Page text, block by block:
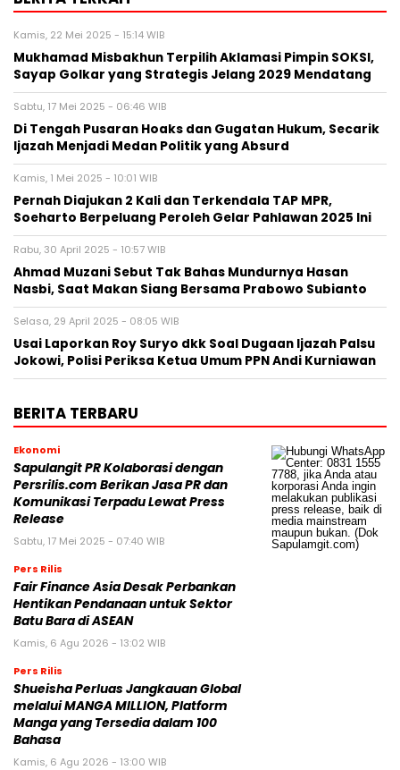
Kamis, 22 Mei 2025 - 15:14 WIB
Mukhamad Misbakhun Terpilih Aklamasi Pimpin SOKSI,
Sayap Golkar yang Strategis Jelang 2029 Mendatang
Sabtu, 17 Mei 2025 - 06:46 WIB
Di Tengah Pusaran Hoaks dan Gugatan Hukum, Secarik
Ijazah Menjadi Medan Politik yang Absurd
Kamis, 1 Mei 2025 - 10:01 WIB
Pernah Diajukan 2 Kali dan Terkendala TAP MPR,
Soeharto Berpeluang Peroleh Gelar Pahlawan 2025 Ini
Rabu, 30 April 2025 - 10:57 WIB
Ahmad Muzani Sebut Tak Bahas Mundurnya Hasan
Nasbi, Saat Makan Siang Bersama Prabowo Subianto
Selasa, 29 April 2025 - 08:05 WIB
Usai Laporkan Roy Suryo dkk Soal Dugaan Ijazah Palsu
Jokowi, Polisi Periksa Ketua Umum PPN Andi Kurniawan
BERITA TERBARU
Ekonomi
Sapulangit PR Kolaborasi dengan
Persrilis.com Berikan Jasa PR dan
Komunikasi Terpadu Lewat Press
Release
Sabtu, 17 Mei 2025 - 07:40 WIB
Pers Rilis
Fair Finance Asia Desak Perbankan
Hentikan Pendanaan untuk Sektor
Batu Bara di ASEAN
Kamis, 6 Agu 2026 - 13:02 WIB
Pers Rilis
Shueisha Perluas Jangkauan Global
melalui MANGA MILLION, Platform
Manga yang Tersedia dalam 100
Bahasa
Kamis, 6 Agu 2026 - 13:00 WIB